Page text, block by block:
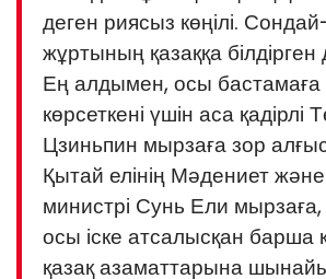
деген риясыз көңілі.
жұртының қазаққа білдірген
Ең алдымен, осы бастамаға
көрсеткені үшін аса қадірлі
Цзиньпин мырзаға зор
Қытай елінің Мәдениет
министрі Сунь Ели
осы іске атсалысқан барша
қазақ азаматтарына